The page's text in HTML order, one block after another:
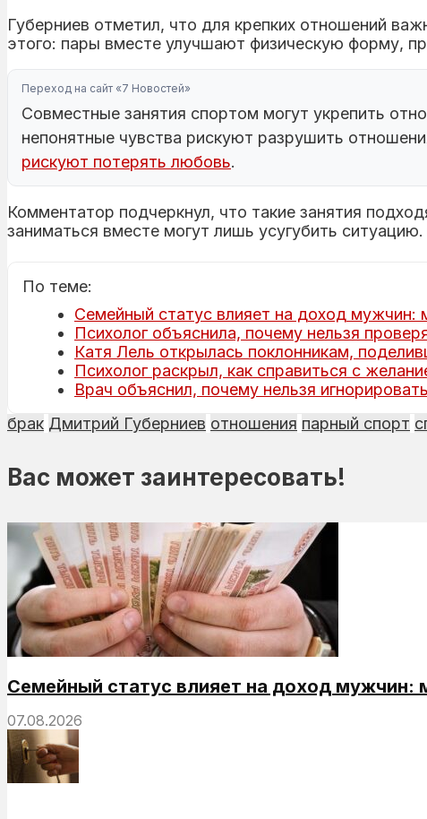
Губерниев отметил, что для крепких отношений
этого: пары вместе улучшают физическую форму,
Переход на сайт «7 Новостей»
Совместные занятия спортом могут укрепить
непонятные чувства рискуют разрушить
рискуют потерять любовь.
Комментатор подчеркнул, что такие занятия
заниматься вместе могут лишь усугубить
По теме:
Семейный статус влияет на доход мужчин:
Психолог объяснила, почему нельзя
Катя Лель открылась поклонникам,
Психолог раскрыл, как справиться с
Врач объяснил, почему нельзя
брак Дмитрий Губерниев отношения парный спорт
Вас может заинтересовать!
Семейный статус влияет на доход мужчин:
07.08.2026